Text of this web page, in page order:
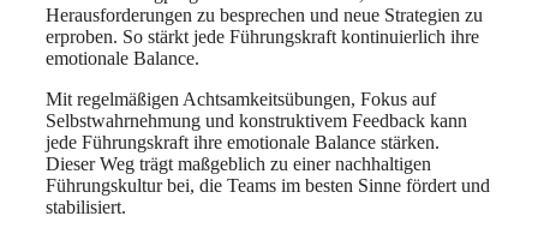
Herausforderungen zu besprechen und neue Strategien zu
erproben. So stärkt jede Führungskraft kontinuierlich ihre
emotionale Balance.
Mit regelmäßigen Achtsamkeitsübungen, Fokus auf
Selbstwahrnehmung und konstruktivem Feedback kann
jede Führungskraft ihre emotionale Balance stärken.
Dieser Weg trägt maßgeblich zu einer nachhaltigen
Führungskultur bei, die Teams im besten Sinne fördert und
stabilisiert.